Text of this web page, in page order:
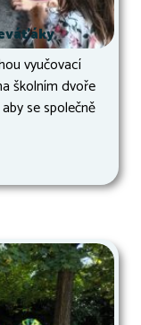
vyučovací
školním dvoře
se společně